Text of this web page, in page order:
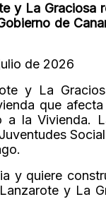
y La
de
de 2026
y La
que
a la Vivienda.
y quiere
y La